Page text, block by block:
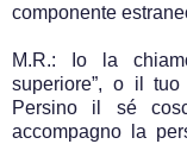
componente
M.R.: Io la
superiore”, o il
Persino il sé
accompagno la